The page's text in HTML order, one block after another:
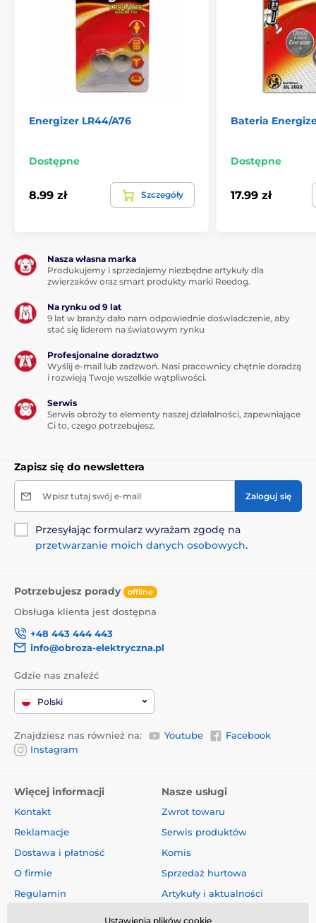
Energizer LR44/A76
Dostępne
8.99 zł Szczegóły
Bateria
Dostępne
17.99 zł
Nasza własna marka
Produkujemy i sprzedajemy niezbędne artykuły dla
zwierzaków oraz smart produkty marki Reedog.
Na rynku od 9 lat
9 lat w branży dało nam odpowiednie doświadczenie, aby
stać się liderem na światowym rynku
Profesjonalne doradztwo
Wyślij e-mail lub zadzwoń. Nasi pracownicy chętnie doradzą
i rozwieją Twoje wszelkie wątpliwości.
Serwis
Serwis obroży to elementy naszej działalności, zapewniające
Ci to, czego potrzebujesz.
Zapisz się do newslettera
Wpisz tutaj swój e-mail Zaloguj się
Przesyłając formularz wyrażam zgodę na
przetwarzanie moich danych osobowych.
Potrzebujesz porady offline
Obsługa klienta jest dostępna
+48 443 444 443
info@obroza-elektryczna.pl
Gdzie nas znaleźć
Polski
Znajdziesz nas również na: Youtube
Facebook
Instagram
Więcej informacji
Kontakt
Reklamacje
Dostawa i płatność
O firmie
Regulamin
Nasze usługi
Zwrot towaru
Serwis produktów
Komis
Sprzedaż hurtowa
Artykuły i aktualności
Ustawienia plików cookie